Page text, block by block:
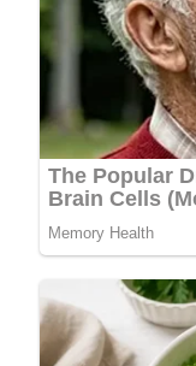
Lob, Kritik,
eine Bewertung!
Und so
Im stark erhitzten
Weißwein
Karpfenscheiben
backen, bis sich